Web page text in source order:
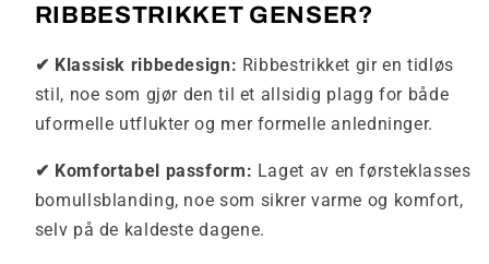
RIBBESTRIKKET GENSER?
✔ Klassisk ribbedesign: Ribbestrikket gir en tidløs
stil, noe som gjør den til et allsidig plagg for både
uformelle utflukter og mer formelle anledninger.
✔ Komfortabel passform: Laget av en førsteklasses
bomullsblanding, noe som sikrer varme og komfort,
selv på de kaldeste dagene.